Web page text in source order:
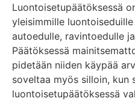
Luontoisetupäätöksessä
yleisimmille
autoedulle, ravintoedulle
Päätöksessä
pidetään niiden käypää
soveltaa myös silloin, kun
luontoisetupäätöksessä